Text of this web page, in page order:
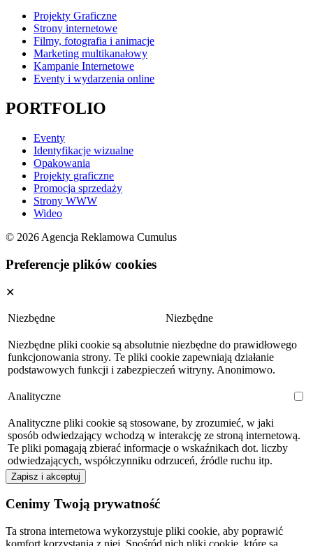
Projekty Graficzne
Strony internetowe
Filmy, fotografia i animacje
Marketing multikanałowy
Kampanie Internetowe
Eventy i wydarzenia online
PORTFOLIO
Eventy
Identyfikacje wizualne
Opakowania
Projekty graficzne
Promocja sprzedaży
Strony WWW
Wideo
© 2026 Agencja Reklamowa Cumulus
Preferencje plików cookies
✕
Niezbędne Niezbędne
Niezbędne pliki cookie są absolutnie niezbędne do prawidłowego
funkcjonowania strony. Te pliki cookie zapewniają działanie
podstawowych funkcji i zabezpieczeń witryny. Anonimowo.
Analityczne
Analityczne pliki cookie są stosowane, by zrozumieć, w jaki
sposób odwiedzający wchodzą w interakcję ze stroną internetową.
Te pliki pomagają zbierać informacje o wskaźnikach dot. liczby
odwiedzających, współczynniku odrzuceń, źródle ruchu itp.
Zapisz i akceptuj
Cenimy Twoją prywatność
Ta strona internetowa wykorzystuje pliki cookie, aby poprawić
komfort korzystania z niej. Spośród nich pliki cookie, które są